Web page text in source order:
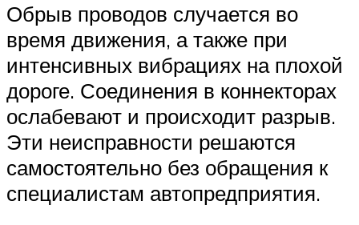
Обрыв проводов случается во
время движения, а также при
интенсивных вибрациях на плохой
дороге. Соединения в коннекторах
ослабевают и происходит разрыв.
Эти неисправности решаются
самостоятельно без обращения к
специалистам автопредприятия.